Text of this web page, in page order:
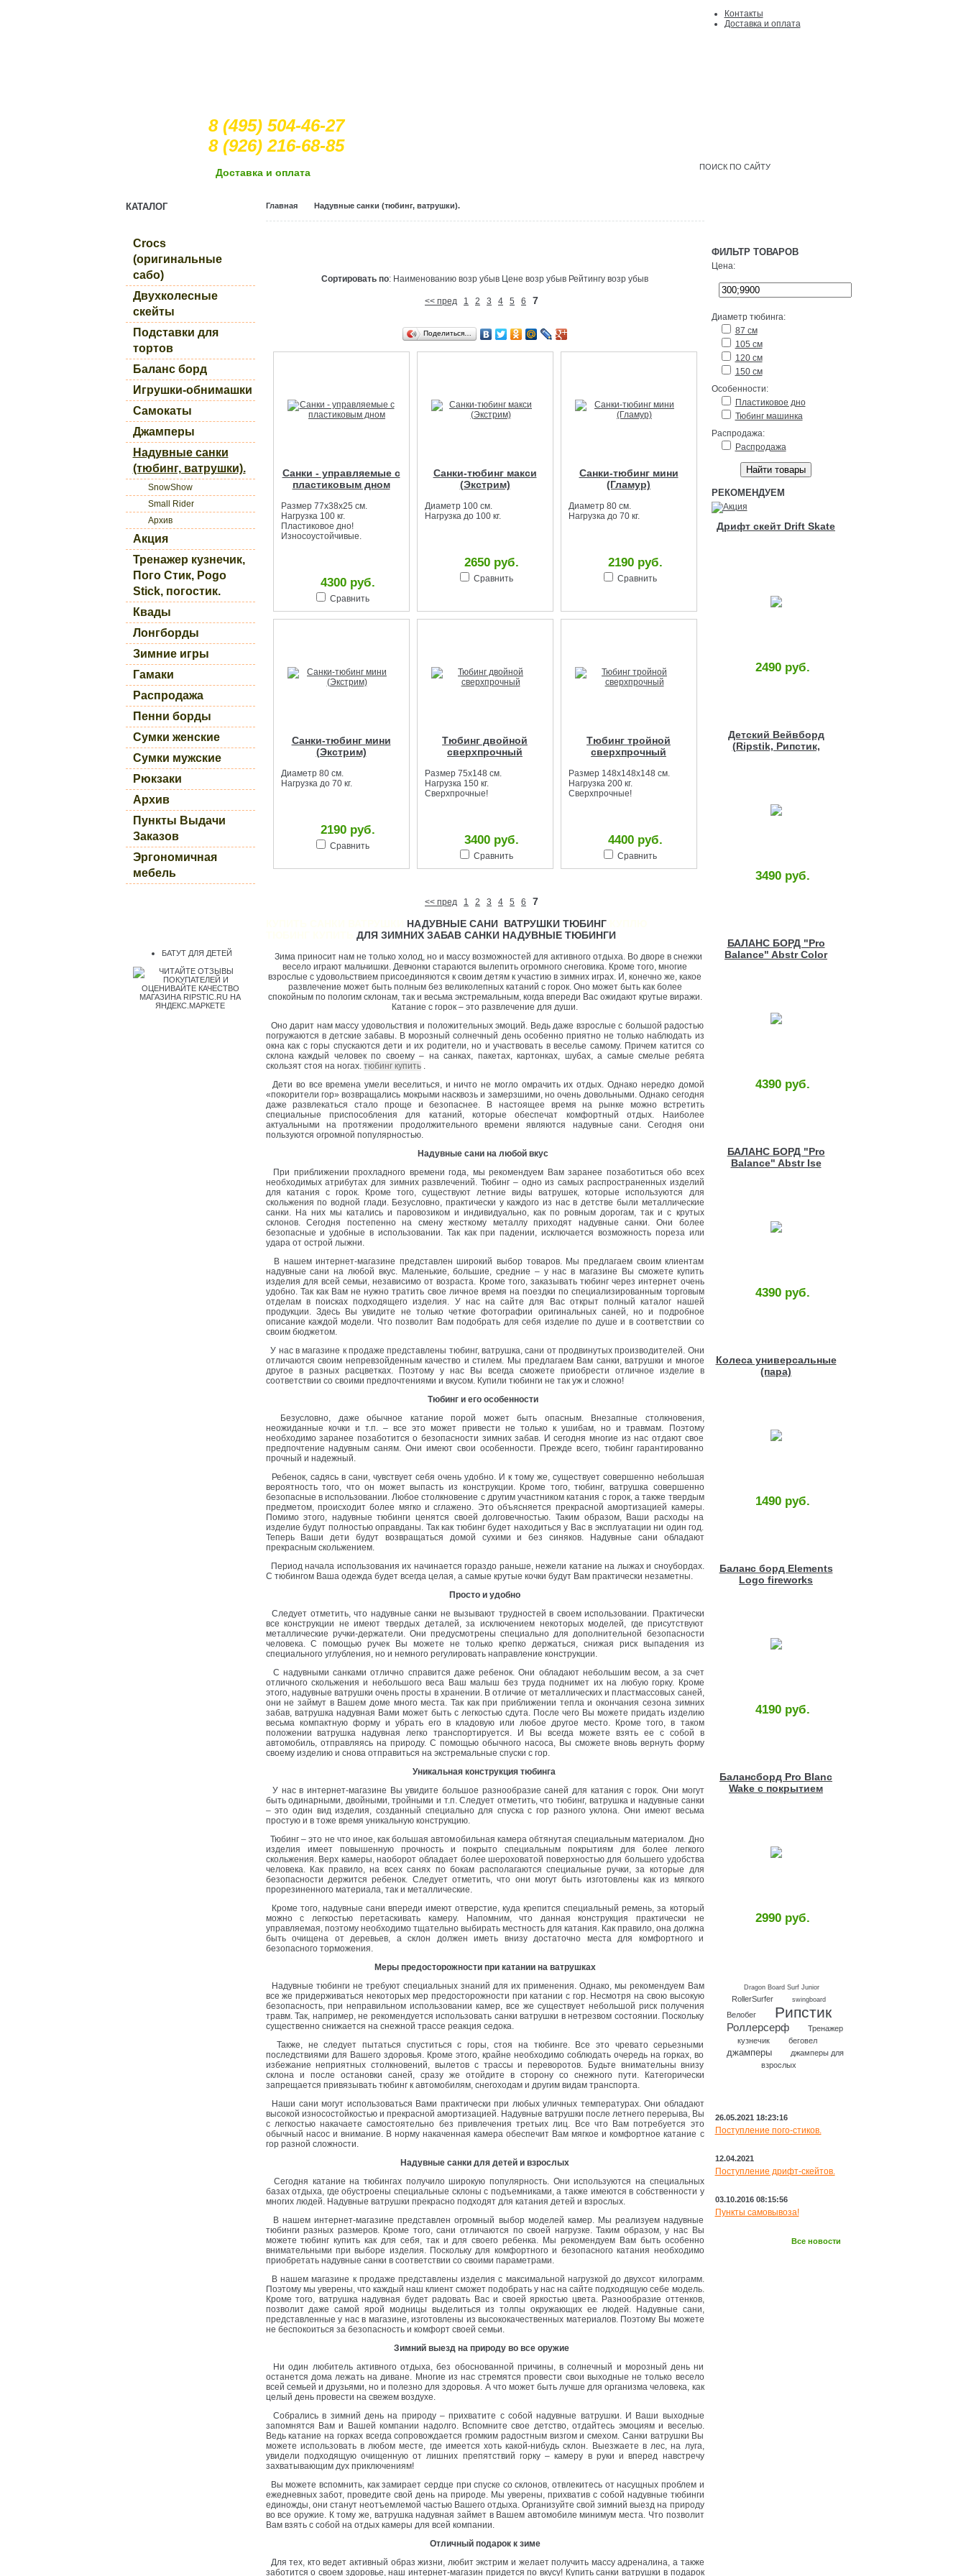
8 (495) 504-46-27
8 (926) 216-68-85
Контакты
Доcтавка и оплата
Доcтавка и оплата
КАТАЛОГ
Crocs
(оригинальные
сабо)
Двухколесные
скейты
Подставки для
тортов
Баланс борд
Игрушки-обнимашки
Самокаты
Джамперы
Надувные санки
(тюбинг, ватрушки).
SnowShow
Small Rider
Архив
Акция
Тренажер кузнечик,
Пого Стик, Pogo
Stick, погостик.
Квады
Лонгборды
Зимние игры
Гамаки
Распродажа
Пенни борды
Сумки женские
Сумки мужские
Рюкзаки
Архив
Пункты Выдачи
Заказов
Эргономичная
мебель
БАТУТ ДЛЯ ДЕТЕЙ
Главная Надувные санки (тюбинг, ватрушки).
Сортировать по: Наименованию возр убыв Цене возр убыв Рейтингу возр убыв
<< пред 1 2 3 4 5 6 7
Поделиться…
Cанки - управляемые с
пластиковым дном
Размер 77х38х25 см.
Нагрузка 100 кг.
Пластиковое дно!
Износоустойчивые.
4300 руб.
Сравнить
Санки-тюбинг макси
(Экстрим)
Диаметр 100 см.
Нагрузка до 100 кг.
2650 руб.
Сравнить
Санки-тюбинг мини
(Гламур)
Диаметр 80 см.
Нагрузка до 70 кг.
2190 руб.
Сравнить
Санки-тюбинг мини
(Экстрим)
Диаметр 80 см.
Нагрузка до 70 кг.
2190 руб.
Сравнить
Тюбинг двойной
сверхпрочный
Размер 75х148 см.
Нагрузка 150 кг.
Сверхпрочные!
3400 руб.
Сравнить
Тюбинг тройной
сверхпрочный
Размер 148х148х148 см.
Нагрузка 200 кг.
Сверхпрочные!
4400 руб.
Сравнить
<< пред 1 2 3 4 5 6
7
НАДУВНЫЕ САНИ ВАТРУШКИ ТЮБИНГ
ДЛЯ ЗИМНИХ ЗАБАВ САНКИ НАДУВНЫЕ ТЮБИНГИ
Зима приносит нам не только холод, но и массу возможностей для активного отдыха. Во дворе в снежки
весело играют мальчишки. Девчонки стараются вылепить огромного снеговика. Кроме того, многие
взрослые с удовольствием присоединяются к своим детям к участию в зимних играх. И, конечно же, какое
развлечение может быть полным без великолепных катаний с горок. Оно может быть как более
спокойным по пологим склонам, так и весьма экстремальным, когда впереди Вас ожидают крутые виражи.
Катание с горок – это развлечение для души.
Оно дарит нам массу удовольствия и положительных эмоций. Ведь даже взрослые с большой радостью
погружаются в детские забавы. В морозный солнечный день особенно приятно не только наблюдать из
окна как с горы спускаются дети и их родители, но и участвовать в веселье самому. Причем катится со
склона каждый человек по своему – на санках, пакетах, картонках, шубах, а самые смелые ребята
скользят стоя на ногах. тюбинг купить.
Дети во все времена умели веселиться, и ничто не могло омрачить их отдых. Однако нередко домой
«покорители гор» возвращались мокрыми насквозь и замерзшими, но очень довольными. Однако сегодня
даже развлекаться стало проще и безопаснее. В настоящее время на рынке можно встретить
специальные приспособления для катаний, которые обеспечат комфортный отдых. Наиболее
актуальными на протяжении продолжительного времени являются надувные сани. Сегодня они
пользуются огромной популярностью.
Надувные сани на любой вкус
При приближении прохладного времени года, мы рекомендуем Вам заранее позаботиться обо всех
необходимых атрибутах для зимних развлечений. Тюбинг – одно из самых распространенных изделий
для катания с горок. Кроме того, существуют летние виды ватрушек, которые используются для
скольжения по водной глади. Безусловно, практически у каждого из нас в детстве были металлические
санки. На них мы катались и паровозиком и индивидуально, как по ровным дорогам, так и с крутых
склонов. Сегодня постепенно на смену жесткому металлу приходят надувные санки. Они более
безопасные и удобные в использовании. Так как при падении, исключается возможность пореза или
удара от острой лыжни.
В нашем интернет-магазине представлен широкий выбор товаров. Мы предлагаем своим клиентам
надувные сани на любой вкус. Маленькие, большие, средние – у нас в магазине Вы сможете купить
изделия для всей семьи, независимо от возраста. Кроме того, заказывать тюбинг через интернет очень
удобно. Так как Вам не нужно тратить свое личное время на поездки по специализированным торговым
отделам в поисках подходящего изделия. У нас на сайте для Вас открыт полный каталог нашей
продукции. Здесь Вы увидите не только четкие фотографии оригинальных саней, но и подробное
описание каждой модели. Что позволит Вам подобрать для себя изделие по душе и в соответствии со
своим бюджетом.
У нас в магазине к продаже представлены тюбинг, ватрушка, сани от продвинутых производителей. Они
отличаются своим непревзойденным качество и стилем. Мы предлагаем Вам санки, ватрушки и многое
другое в разных расцветках. Поэтому у нас Вы всегда сможете приобрести отличное изделие в
соответствии со своими предпочтениями и вкусом. Купили тюбинги не так уж и сложно!
Тюбинг и его особенности
Безусловно, даже обычное катание порой может быть опасным. Внезапные столкновения,
неожиданные кочки и т.п. – все это может привести не только к ушибам, но и травмам. Поэтому
необходимо заранее позаботится о безопасности зимних забав. И сегодня многие из нас отдают свое
предпочтение надувным саням. Они имеют свои особенности. Прежде всего, тюбинг гарантированно
прочный и надежный.
Ребенок, садясь в сани, чувствует себя очень удобно. И к тому же, существует совершенно небольшая
вероятность того, что он может выпасть из конструкции. Кроме того, тюбинг, ватрушка совершенно
безопасные в использовании. Любое столкновение с другим участником катания с горок, а также твердым
предметом, происходит более мягко и сглажено. Это объясняется прекрасной амортизацией камеры.
Помимо этого, надувные тюбинги ценятся своей долговечностью. Таким образом, Ваши расходы на
изделие будут полностью оправданы. Так как тюбинг будет находиться у Вас в эксплуатации ни один год.
Теперь Ваши дети будут возвращаться домой сухими и без синяков. Надувные сани обладают
прекрасным скольжением.
Период начала использования их начинается гораздо раньше, нежели катание на лыжах и сноубордах.
С тюбингом Ваша одежда будет всегда целая, а самые крутые кочки будут Вам практически незаметны.
Просто и удобно
Следует отметить, что надувные санки не вызывают трудностей в своем использовании. Практически
все конструкции не имеют твердых деталей, за исключением некоторых моделей, где присутствуют
металлические ручки-держатели. Они предусмотрены специально для дополнительной безопасности
человека. С помощью ручек Вы можете не только крепко держаться, снижая риск выпадения из
специального углубления, но и немного регулировать направление конструкции.
С надувными санками отлично справится даже ребенок. Они обладают небольшим весом, а за счет
отличного скольжения и небольшого веса Ваш малыш без труда поднимет их на любую горку. Кроме
этого, надувные ватрушки очень просты в хранении. В отличие от металлических и пластмассовых саней,
они не займут в Вашем доме много места. Так как при приближении тепла и окончания сезона зимних
забав, ватрушка надувная Вами может быть с легкостью сдута. После чего Вы можете придать изделию
весьма компактную форму и убрать его в кладовую или любое другое место. Кроме того, в таком
положении ватрушка надувная легко транспортируется. И Вы всегда можете взять ее с собой в
автомобиль, отправляясь на природу. С помощью обычного насоса, Вы сможете вновь вернуть форму
своему изделию и снова отправиться на экстремальные спуски с гор.
Уникальная конструкция тюбинга
У нас в интернет-магазине Вы увидите большое разнообразие саней для катания с горок. Они могут
быть одинарными, двойными, тройными и т.п. Следует отметить, что тюбинг, ватрушка и надувные санки
– это один вид изделия, созданный специально для спуска с гор разного уклона. Они имеют весьма
простую и в тоже время уникальную конструкцию.
Тюбинг – это не что иное, как большая автомобильная камера обтянутая специальным материалом. Дно
изделия имеет повышенную прочность и покрыто специальным покрытиям для более легкого
скольжения. Верх камеры, наоборот обладает более шероховатой поверхностью для большего удобства
человека. Как правило, на всех санях по бокам располагаются специальные ручки, за которые для
безопасности держится ребенок. Следует отметить, что они могут быть изготовлены как из мягкого
прорезиненного материала, так и металлические.
Кроме того, надувные сани впереди имеют отверстие, куда крепится специальный ремень, за который
можно с легкостью перетаскивать камеру. Напомним, что данная конструкция практически не
управляемая, поэтому необходимо тщательно выбирать местность для катания. Как правило, она должна
быть очищена от деревьев, а склон должен иметь внизу достаточно места для комфортного и
безопасного торможения.
Меры предосторожности при катании на ватрушках
Надувные тюбинги не требуют специальных знаний для их применения. Однако, мы рекомендуем Вам
все же придерживаться некоторых мер предосторожности при катании с гор. Несмотря на свою высокую
безопасность, при неправильном использовании камер, все же существует небольшой риск получения
травм. Так, например, не рекомендуется использовать санки ватрушки в нетрезвом состоянии. Поскольку
существенно снижается на снежной трассе реакция седока.
Также, не следует пытаться спуститься с горы, стоя на тюбинге. Все это чревато серьезными
последствиями для Вашего здоровья. Кроме этого, крайне необходимо соблюдать очередь на горках, во
избежание неприятных столкновений, вылетов с трассы и переворотов. Будьте внимательны внизу
склона и после остановки саней, сразу же отойдите в сторону со снежного пути. Категорически
запрещается привязывать тюбинг к автомобилям, снегоходам и другим видам транспорта.
Наши сани могут использоваться Вами практически при любых уличных температурах. Они обладают
высокой износостойкостью и прекрасной амортизацией. Надувные ватрушки после летнего перерыва, Вы
с легкостью накачаете самостоятельно без привлечения третьих лиц. Все что Вам потребуется это
обычный насос и внимание. В норму накаченная камера обеспечит Вам мягкое и комфортное катание с
гор разной сложности.
Надувные санки для детей и взрослых
Сегодня катание на тюбингах получило широкую популярность. Они используются на специальных
базах отдыха, где обустроены специальные склоны с подъемниками, а также имеются в собственности у
многих людей. Надувные ватрушки прекрасно подходят для катания детей и взрослых.
В нашем интернет-магазине представлен огромный выбор моделей камер. Мы реализуем надувные
тюбинги разных размеров. Кроме того, сани отличаются по своей нагрузке. Таким образом, у нас Вы
можете тюбинг купить как для себя, так и для своего ребенка. Мы рекомендуем Вам быть особенно
внимательными при выборе изделия. Поскольку для комфортного и безопасного катания необходимо
приобретать надувные санки в соответствии со своими параметрами.
В нашем магазине к продаже представлены изделия с максимальной нагрузкой до двухсот килограмм.
Поэтому мы уверены, что каждый наш клиент сможет подобрать у нас на сайте подходящую себе модель.
Кроме того, ватрушка надувная будет радовать Вас и своей яркостью цвета. Разнообразие оттенков,
позволит даже самой ярой модницы выделиться из толпы окружающих ее людей. Надувные сани,
представленные у нас в магазине, изготовлены из высококачественных материалов. Поэтому Вы можете
не беспокоиться за безопасность и комфорт своей семьи.
Зимний выезд на природу во все оружие
Ни один любитель активного отдыха, без обоснованной причины, в солнечный и морозный день ни
останется дома лежать на диване. Многие из нас стремятся провести свои выходные не только весело
всей семьей и друзьями, но и полезно для здоровья. А что может быть лучше для организма человека, как
целый день провести на свежем воздухе.
Собрались в зимний день на природу – прихватите с собой надувные ватрушки. И Ваши выходные
запомнятся Вам и Вашей компании надолго. Вспомните свое детство, отдайтесь эмоциям и веселью.
Ведь катание на горках всегда сопровождается громким радостным визгом и смехом. Санки ватрушки Вы
можете использовать в любом месте, где имеется хоть какой-нибудь склон. Выезжаете в лес, на луга,
увидели подходящую очищенную от лишних препятствий горку – камеру в руки и вперед навстречу
захватывающим дух приключениям!
Вы можете вспомнить, как замирает сердце при спуске со склонов, отвлекитесь от насущных проблем и
ежедневных забот, проведите свой день на природе. Мы уверены, прихватив с собой надувные тюбинги
единожды, они станут неотъемлемой частью Вашего отдыха. Организуйте свой зимний выезд на природу
во все оружие. К тому же, ватрушка надувная займет в Вашем автомобиле минимум места. Что позволит
Вам взять с собой на отдых камеры для всей компании.
Отличный подарок к зиме
Для тех, кто ведет активный образ жизни, любит экстрим и желает получить массу адреналина, а также
заботится о своем здоровье, наш интернет-магазин придется по вкусу! Купить санки ватрушки в подарок
ФИЛЬТР ТОВАРОВ
Цена:
Диаметр тюбинга:
87 см
105 см
120 см
150 см
Особенности:
Пластиковое дно
Тюбинг машинка
Распродажа:
Распродажа
РЕКОМЕНДУЕМ
Дрифт скейт Drift Skate
2490 руб.
Детский Вейвборд
(Ripstik, Рипстик,
3490 руб.
БАЛАНС БОРД "Pro
Balance" Abstr Color
4390 руб.
БАЛАНС БОРД "Pro
Balance" Abstr Ise
4390 руб.
Колеса универсальные
(пара)
1490 руб.
Баланс борд Elements
Logo fireworks
4190 руб.
Балансборд Pro Blanc
Wake с покрытием
2990 руб.
Dragon Board Surf Junior
RollerSurfer swingboard
Велобег Рипстик
Роллерсерф
Тренажер
кузнечик
беговел
джамперы
джамперы для
взрослых
26.05.2021 18:23:16
Поступление пого-стиков.
12.04.2021
Поступление дрифт-скейтов.
03.10.2016 08:15:56
Пункты самовывоза!
Все новости